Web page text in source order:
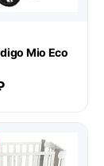
Mio Eco